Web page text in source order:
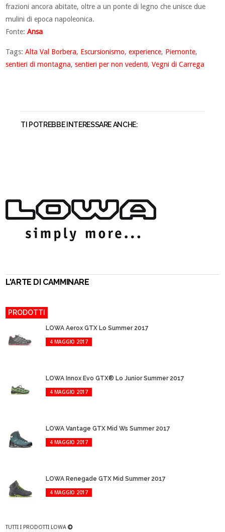
frazioni ancora abitate, oltre a un ponte di legno che unisce due
mulini di epoca napoleonica.
Fonte:Ansa
Tags:Alta Val Borbera, Escursionismo,experience, Piemonte,
sentieri di montagna,sentieri per non vedenti,Vegni di Carrega
TI POTREBBE INTERESSARE ANCHE:
L'ARTE DI CAMMINARE
PRODOTTI
LOWA Aerox GTX Lo Summer 2017
4 MAGGIO 2017
LOWA Innox Evo GTX® Lo Junior Summer 2017
4 MAGGIO 2017
LOWA Vantage GTX Mid Ws Summer 2017
4 MAGGIO 2017
LOWA Renegade GTX Mid Summer 2017
4 MAGGIO 2017
TUTTI I PRODOTTI LOWA